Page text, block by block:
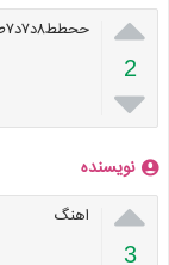

2

ححطط۸د۷د۷طلاقزاقزاطق
نویسنده

3
اهنگ